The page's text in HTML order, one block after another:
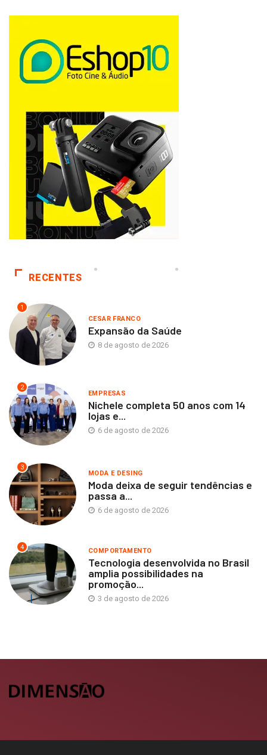
RECENTES
1
CESAR FRANCO
Expansão da Saúde
8 de agosto de 2026
2
EMPRESAS
Nichele completa 50 anos com 14
lojas e...
6 de agosto de 2026
3
MODA E DESING
Moda deixa de seguir tendências e
passa a...
6 de agosto de 2026
4 COMPORTAMENTO
Tecnologia desenvolvida no Brasil
amplia possibilidades na
promoção...
3 de agosto de 2026